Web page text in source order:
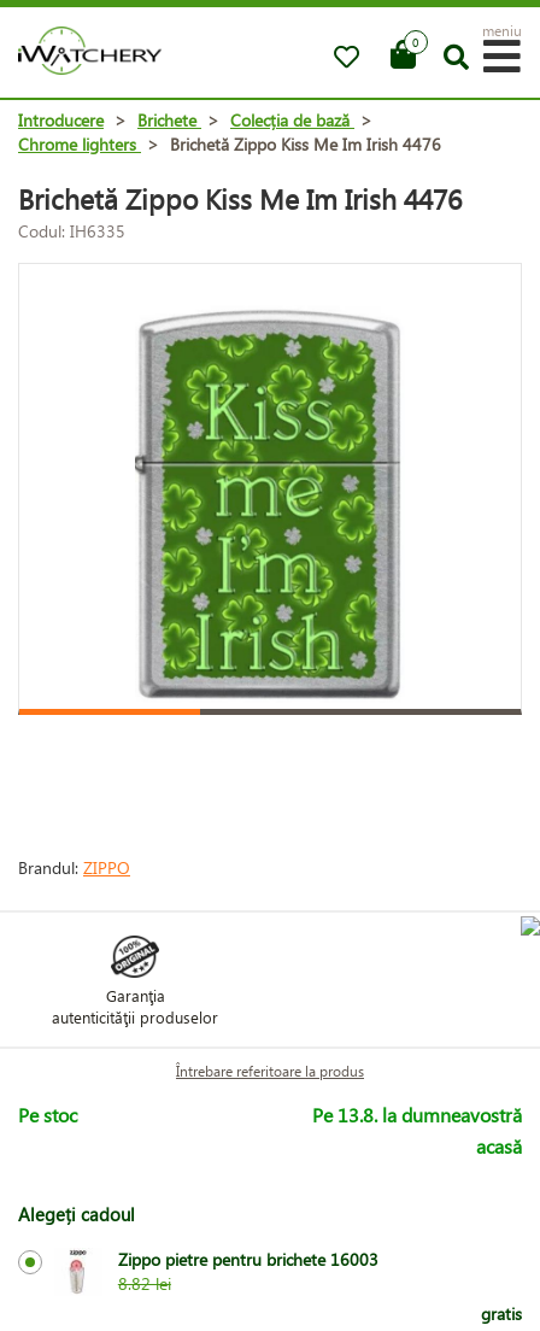
0
meniu
Introducere > Brichete > Colecția de bază >
Chrome lighters > Brichetă Zippo Kiss Me Im Irish 4476
Brichetă Zippo Kiss Me Im Irish 4476
Codul: IH6335
Brandul: ZIPPO
Garanţia
autenticităţii produselor
Întrebare referitoare la produs
Pe stoc
Pe 13.8. la dumneavostră
acasă
Alegeți cadoul
Zippo pietre pentru brichete 16003
8.82 lei
gratis